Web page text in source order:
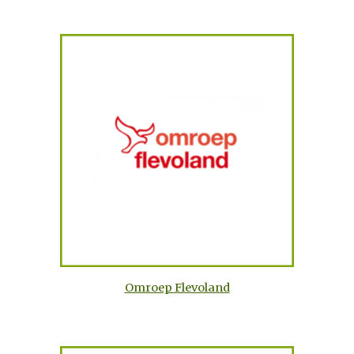
Omroep Flevoland